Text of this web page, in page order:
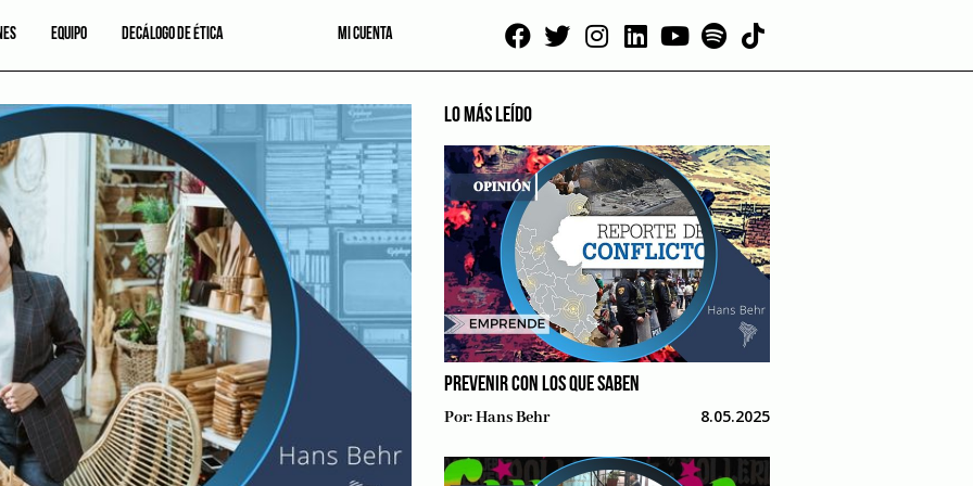
EQUIPO DECÁLOGO DE ÉTICA MI CUENTA
LO MÁS LEÍDO
PREVENIR CON LOS QUE SABEN
Por:Hans Behr 8.05.2025